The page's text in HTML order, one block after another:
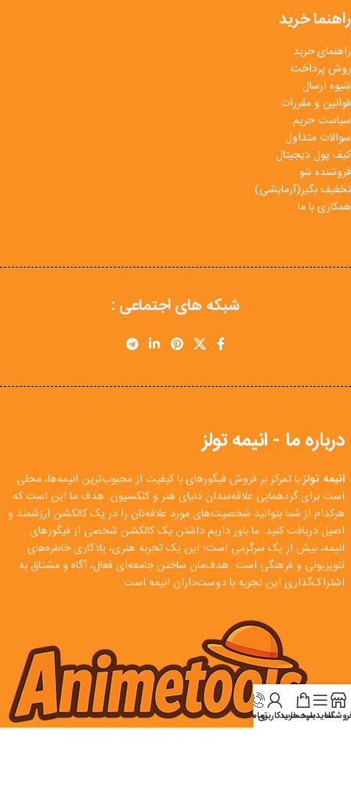
راهنما خرید
راهنمای خرید
روش پرداخت
شیوه ارسال
قوانین و مقررات
سیاست حریم
سوالات متداول
کیف پول دیجیتال
فروشنده شو
تخفیف بگیر(آزمایشی)
همکاری با ما
شبکه های اجتماعی :
درباره ما - انیمه تولز
انیمه تولزبا تمرکز بر فروش فیگورهای با کیفیت از محبوب‌ترین انیمه‌ها، محلی
است برای گردهمایی علاقه‌مندان دنیای هنر و کلکسیون. هدف ما این است که
هرکدام از شما بتوانید شخصیت‌های مورد علاقه‌تان را در یک کالکشن ارزشمند و
اصیل دریافت کنید. ما باور داریم داشتن یک کالکشن شخصی از فیگورهای
انیمه، بیش از یک سرگرمی است؛ این یک تجربه هنری، یادگاری خاطره‌های
تلویزیونی و فرهنگی است. هدف‌مان ساختن جامعه‌ای فعال، آگاه و مشتاق به
اشتراک‌گذاری این تجربه با دوست‌داران انیمه است.
سایدبارسبد خرید
حساب کاربری من
تماس